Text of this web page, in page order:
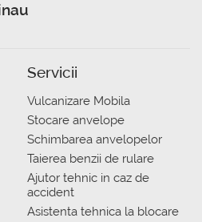
Servicii
Vulcanizare Mobila
Stocare anvelope
Schimbarea anvelopelor
Taierea benzii de rulare
Ajutor tehnic in caz de
accident
Asistenta tehnica la blocare